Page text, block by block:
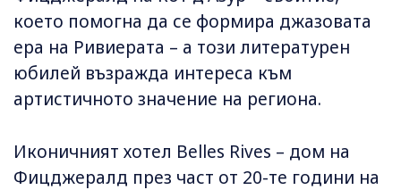
което помогна да се формира джазовата
ера на Ривиерата – а този литературен
юбилей възражда интереса към
артистичното значение на региона.
Иконичният хотел Belles Rives – дом на
Фицджералд през част от 20-те години на